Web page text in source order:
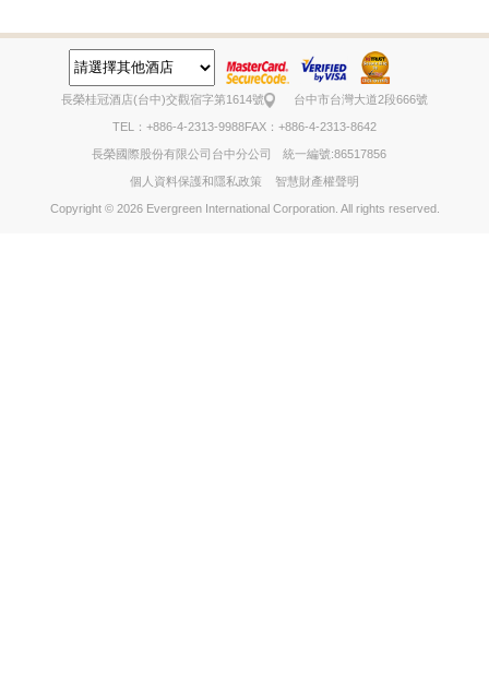
長榮桂冠酒店(台中)交觀宿字第1614號 台中市台灣大道2段666號
TEL：+886-4-2313-9988FAX：+886-4-2313-8642
長榮國際股份有限公司台中分公司 統一編號:86517856
個人資料保護和隱私政策 智慧財產權聲明
Copyright © 2026 Evergreen International Corporation. All rights reserved.